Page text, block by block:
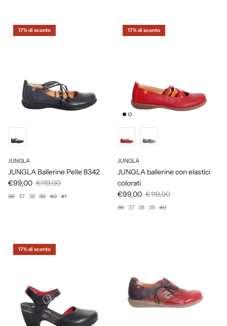
17% di sconto
JUNGLA
JUNGLA Ballerine Pelle 8342
€99,00 €119,00
36 37 38 39 40 41
17% di sconto
JUNGLA
JUNGLA ballerine con elastici
colorati
€99,00 €119,00
36 37 38 39 40
17% di sconto